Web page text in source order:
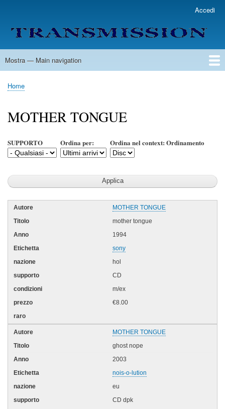
contenuto
principale
account
menu
Accedi
Main
Mostra — Main navigation
Home
Lista Autori
Contatti
Spedizione & Consegna
Legenda
Condizioni per l'uso
Briciole
pane
Home
MOTHER TONGUE
SUPPORTO Ordina per: Ordina nel context: Ordinamento
MOTHER TONGUE
mother tongue
1994
sony
hol
CD
m/ex
€8.00
MOTHER TONGUE
ghost nope
2003
nois-o-lution
eu
CD dpk